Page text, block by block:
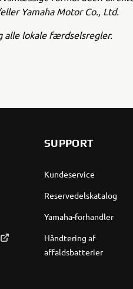
Yamaha Motor Co., Ltd.
alle lokale færdselsregler.
SUPPORT
Kundeservice
Reservedelskatalog
Yamaha-forhandler
Håndtering af
affaldsbatterier